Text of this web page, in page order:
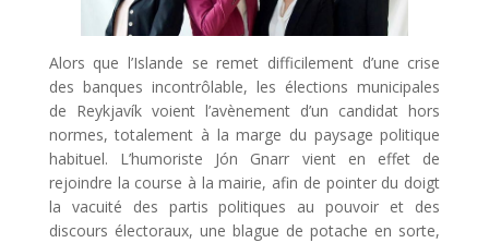
Alors que l’Islande se remet difficilement d’une crise
des banques incontrôlable, les élections municipales
de Reykjavík voient l’avènement d’un candidat hors
normes, totalement à la marge du paysage politique
habituel. L’humoriste Jón Gnarr vient en effet de
rejoindre la course à la mairie, afin de pointer du doigt
la vacuité des partis politiques au pouvoir et des
discours électoraux, une blague de potache en sorte,